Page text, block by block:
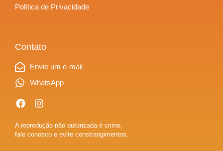
Política de Privacidade
Contato
Envie um e-mail
WhatsApp
A reprodução não autorizada é crime,
fale conosco e evite constrangimentos.